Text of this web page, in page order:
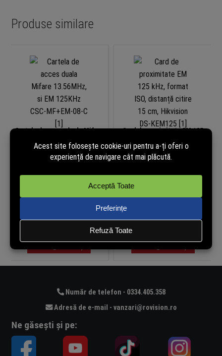
Produse similare
Cartela de acces duala Mifare
MF+EM-08-C
Adaugă în coș
Card de proximitate EM 125
citire 15 cm, Hikvision DS-
KEM125
PRP: 7.99 lei
Adaugă în coș
Număr de telefon - 0334.405.358
Adresă de e-mail - vanzari@rovision.ro
Ne găsești și pe: